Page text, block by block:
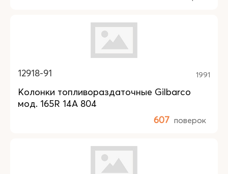
12918-91 1991
Колонки топливораздаточные Gilbarco
мод. 165R 14A 804
607 поверок